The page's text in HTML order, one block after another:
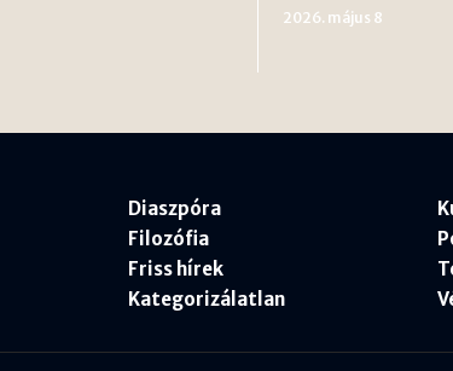
2026. május 8
Diaszpóra
Filozófia
Friss hírek
Kategorizálatlan